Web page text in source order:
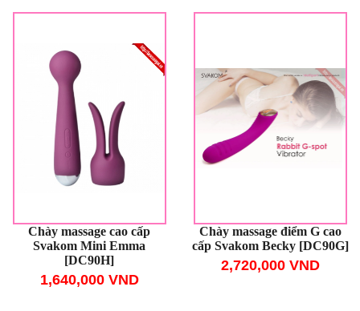
Chày massage cao cấp
Svakom Mini Emma
[DC90H]
1,640,000 VND
Chày massage điểm G cao
cấp Svakom Becky [DC90G]
2,720,000 VND